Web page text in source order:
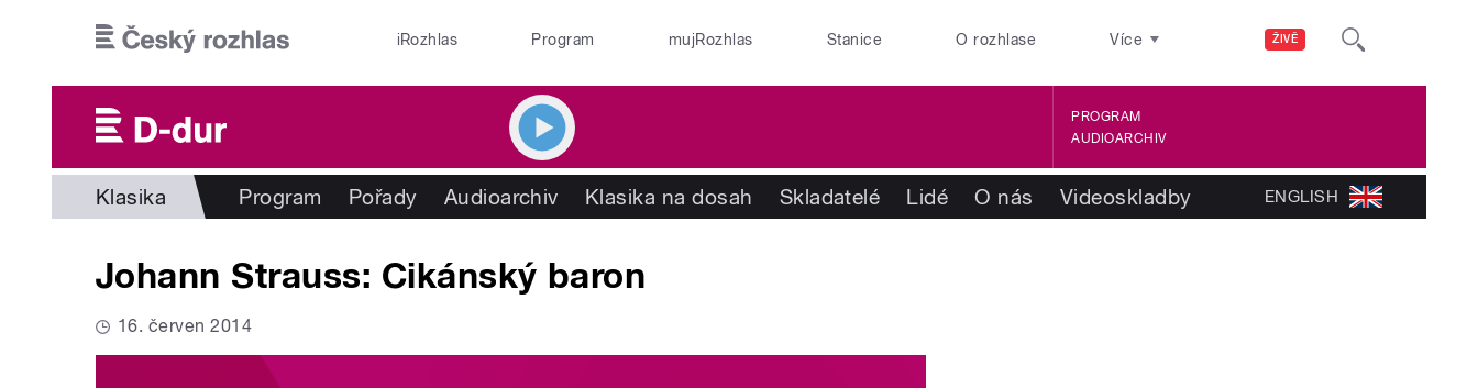
ŽIVĚ
iRozhlas Program mujRozhlas Stanice O rozhlase Více
PROGRAM
AUDIOARCHIV
Klasika Program Pořady Audioarchiv Klasika na dosah Skladatelé Lidé O nás Videoskladby ENGLISH
Johann Strauss: Cikánský baron
16. červen 2014